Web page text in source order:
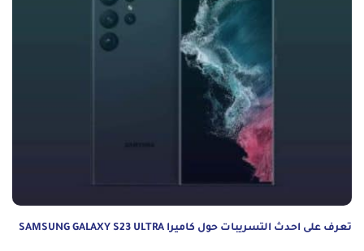
تعرف على احدث التسريبات حول كاميرا SAMSUNG GALAXY S23 ULTRA